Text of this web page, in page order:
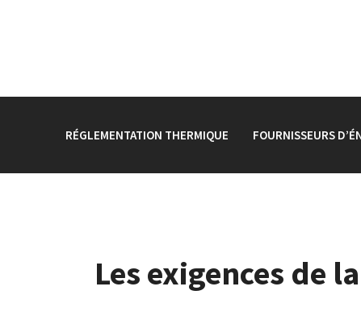
RÉGLEMENTATION THERMIQUE FOURNISSEURS
Les exigences de